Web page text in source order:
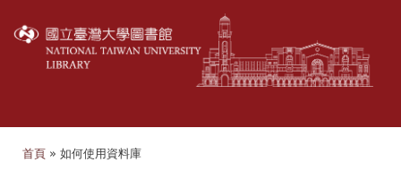
首頁 » 如何使用資料庫